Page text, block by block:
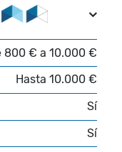
800 € a 10.000 €
Hasta 10.000 €
Sí
Sí